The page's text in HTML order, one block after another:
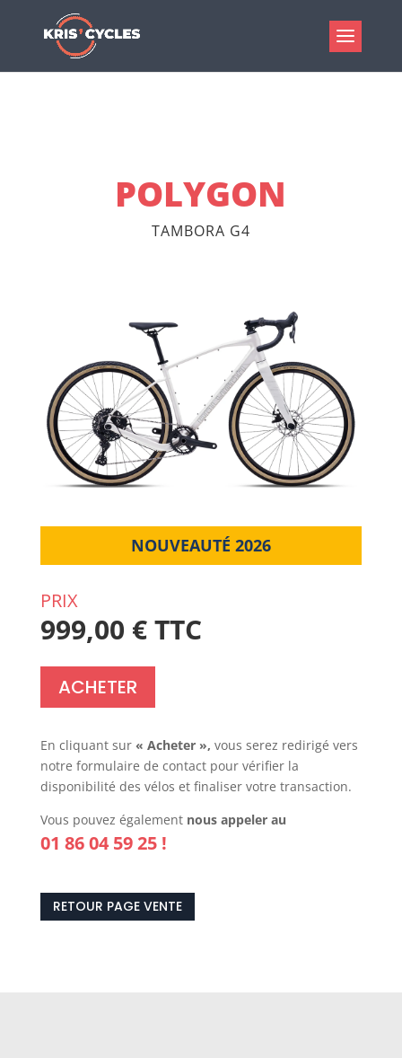
POLYGON
TAMBORA G4
NOUVEAUTÉ 2026
PRIX
999,00 € TTC
ACHETER
En cliquant sur « Acheter », vous serez redirigé vers
notre formulaire de contact pour vérifier la
disponibilité des vélos et finaliser votre transaction.
Vous pouvez également nous appeler au
01 86 04 59 25 !
RETOUR PAGE VENTE